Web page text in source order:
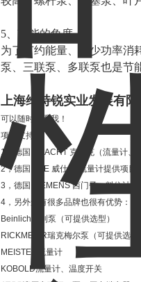
5、节能的角度
为了节约能量、减少功率消
泵、三联泵、多联泵也是节
上海维特锐实业发展有限
可以随时联系我！
项目支持：
1，德国 KRACHT 克拉克（流量计
2，德国 VSE 威仕 （流量计提供项
3，德国 SIEMENS 西门子：料位计
4，另外还有很多品牌也很有优势：
Beinlich百利泵（可提供选型）
RICKMEIER瑞克梅尔泵（可提供选型
MEISTER流量计
KOBOLD流量计、温度开关